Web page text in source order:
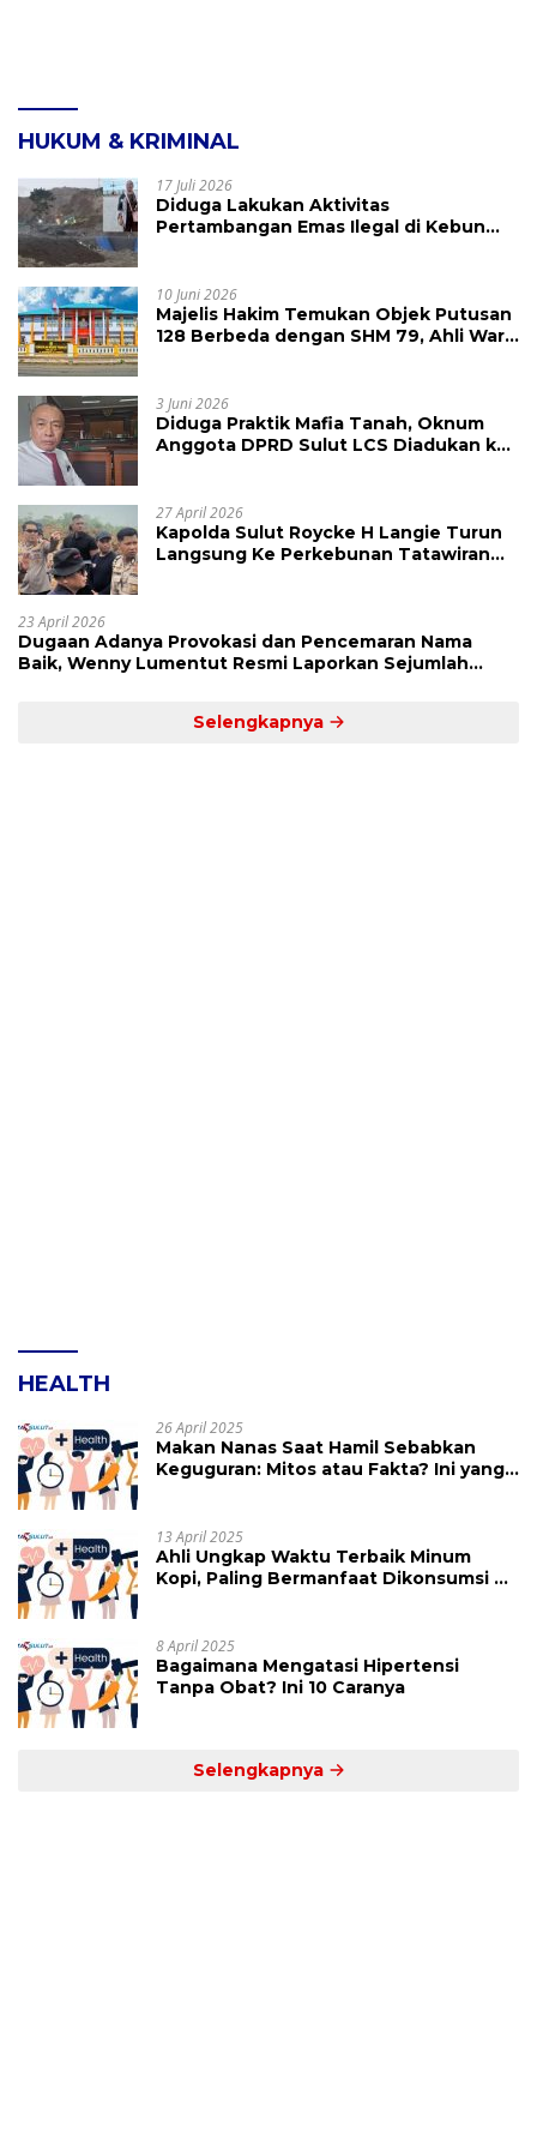
HUKUM & KRIMINAL
17 Juli 2026
Diduga Lakukan Aktivitas
Pertambangan Emas Ilegal di Kebun
10 Juni 2026
Majelis Hakim Temukan Objek Putusan
128 Berbeda dengan SHM 79, Ahli Waris
3 Juni 2026
Diduga Praktik Mafia Tanah, Oknum
Anggota DPRD Sulut LCS Diadukan ke
27 April 2026
Kapolda Sulut Roycke H Langie Turun
Langsung Ke Perkebunan Tatawiran
23 April 2026
Dugaan Adanya Provokasi dan Pencemaran Nama
Baik, Wenny Lumentut Resmi Laporkan Sejumlah
Selengkapnya
HEALTH
26 April 2025
Makan Nanas Saat Hamil Sebabkan
Keguguran: Mitos atau Fakta? Ini yang
13 April 2025
Ahli Ungkap Waktu Terbaik Minum
Kopi, Paling Bermanfaat Dikonsumsi di
8 April 2025
Bagaimana Mengatasi Hipertensi
Tanpa Obat? Ini 10 Caranya
Selengkapnya